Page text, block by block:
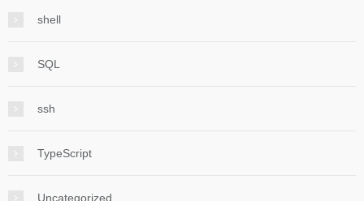
shell
SQL
ssh
TypeScript
Uncategorized